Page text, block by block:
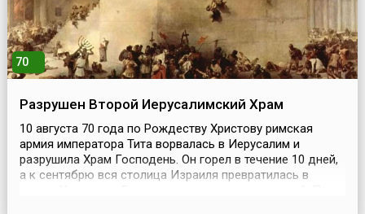
70
Разрушен Второй Иерусалимский Храм
10 августа 70 года по Рождеству Христову римская
армия императора Тита ворвалась в Иерусалим и
разрушила Храм Господень. Он горел в течение 10 дней,
а к сентябрю вся столица Израиля превратилась в